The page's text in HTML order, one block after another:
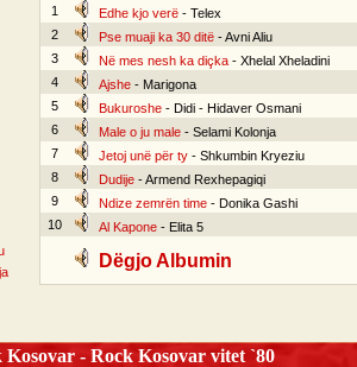
1 Edhe kjo verë- Telex
2
Pse muaji ka 30 ditë- Avni Aliu
3
Në mes nesh ka diçka- Xhelal Xheladini
4
Ajshe- Marigona
5
Bukuroshe- Didi - Hidaver Osmani
6
Male o ju male- Selami Kolonja
7
Jetoj unë për ty- Shkumbin Kryeziu
8
Dudije- Armend Rexhepagiqi
9
Ndize zemrën time- Donika Gashi
10
Al Kapone- Elita 5
Dëgjo Albumin
Kosovar - Rock Kosovar vitet `80